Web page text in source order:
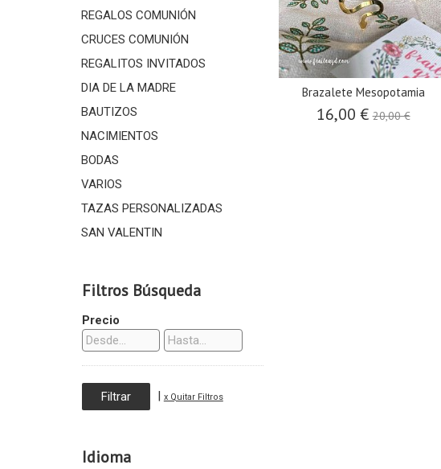
REGALOS COMUNIÓN
CRUCES COMUNIÓN
REGALITOS INVITADOS
DIA DE LA MADRE
BAUTIZOS
NACIMIENTOS
BODAS
VARIOS
TAZAS PERSONALIZADAS
SAN VALENTIN
Filtros Búsqueda
Precio
| x Quitar Filtros
Idioma
Brazalete Mesopotamia
16,00 €20,00 €